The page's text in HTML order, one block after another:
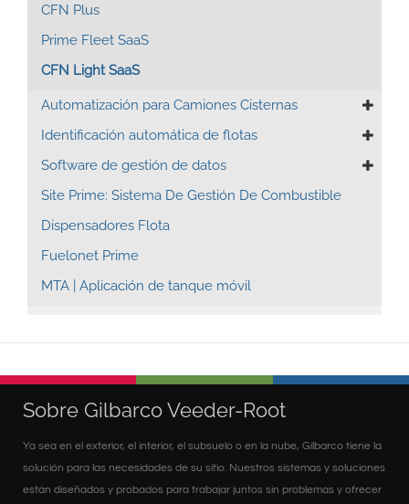
CFN Plus
Prime Fleet SaaS
CFN Light SaaS
Automatización para Camiones Cisternas
Identificación automática de flotas
Software de gestión de datos
Site Prime: Sistema De Gestión De Combustible
Dispensadores Flota
Fuelonet Prime
MTA | Aplicación de tanque móvil
Sobre Gilbarco Veeder-Root
Ya sea en el exterior, el interior, el subsuelo o en la nube, Gilbarco tiene la
solución para las necesidades de su sitio. Nuestros sistemas y soluciones
están diseñados y probados para trabajar juntos sin problemas y ofrecer